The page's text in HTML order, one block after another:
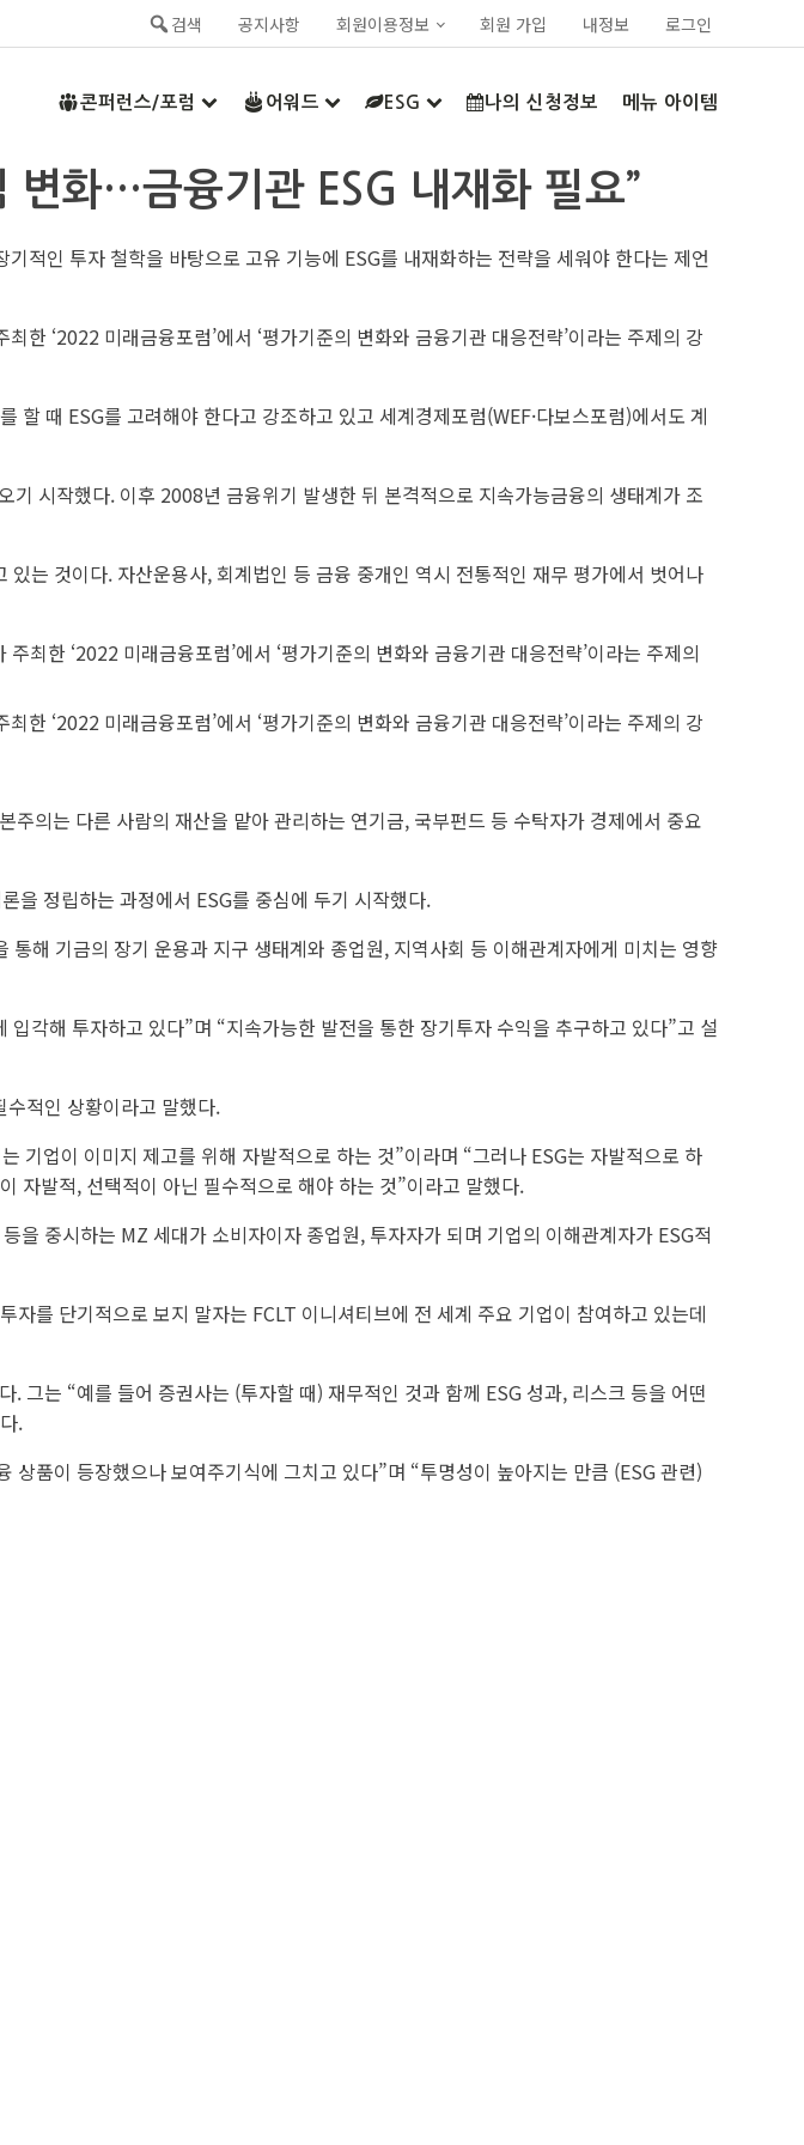
검색 공지사항 회원이용정보 회원 가입 내정보 로그인
콘퍼런스/포럼 어워드 ESG 나의 신청정보 메뉴 아이템
변화…금융기관 ESG 내재화 필요”
적인 투자 철학을 바탕으로 고유 기능에 ESG를 내재화하는 전략을 세워야 한다는 제언
‘2022 미래금융포럼’에서 ‘평가기준의 변화와 금융기관 대응전략’이라는 주제의 강
할 때 ESG를 고려해야 한다고 강조하고 있고 세계경제포럼(WEF·다보스포럼)에서도 계
시작했다. 이후 2008년 금융위기 발생한 뒤 본격적으로 지속가능금융의 생태계가 조
는 것이다. 자산운용사, 회계법인 등 금융 중개인 역시 전통적인 재무 평가에서 벗어나
‘2022 미래금융포럼’에서 ‘평가기준의 변화와 금융기관 대응전략’이라는 주제의 강
의는 다른 사람의 재산을 맡아 관리하는 연기금, 국부펀드 등 수탁자가 경제에서 중요
을 정립하는 과정에서 ESG를 중심에 두기 시작했다.
해 기금의 장기 운용과 지구 생태계와 종업원, 지역사회 등 이해관계자에게 미치는 영향
각해 투자하고 있다”며 “지속가능한 발전을 통한 장기투자 수익을 추구하고 있다”고 설
적인 상황이라고 말했다.
기업이 이미지 제고를 위해 자발적으로 하는 것”이라며 “그러나 ESG는 자발적으로 하
자발적, 선택적이 아닌 필수적으로 해야 하는 것”이라고 말했다.
중시하는 MZ 세대가 소비자이자 종업원, 투자자가 되며 기업의 이해관계자가 ESG적
를 단기적으로 보지 말자는 FCLT 이니셔티브에 전 세계 주요 기업이 참여하고 있는데
그는 “예를 들어 증권사는 (투자할 때) 재무적인 것과 함께 ESG 성과, 리스크 등을 어떤
.
품이 등장했으나 보여주기식에 그치고 있다”며 “투명성이 높아지는 만큼 (ESG 관련)